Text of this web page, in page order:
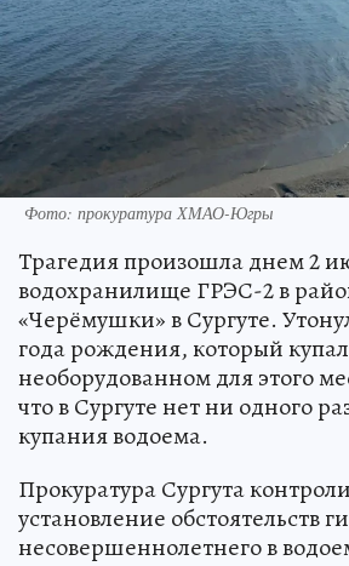
Фото: прокуратура ХМАО-Югры
Трагедия произошла днем 2
водохранилище ГРЭС-2 в
«Черёмушки» в Сургуте.
года рождения, который
необорудованном для этого
что в Сургуте нет ни одного
купания водоема.
Прокуратура Сургута
установление обстоятельств
несовершеннолетнего в